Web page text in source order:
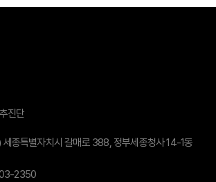
진단
세종특별자치시 갈매로 388, 정부세종청사 14-1동
2350